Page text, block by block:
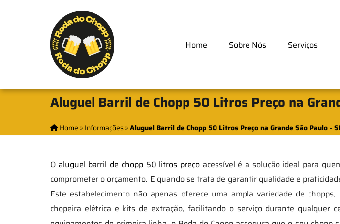
Home Sobre Nós Serviços
Aluguel Barril de Chopp 50 Litros Preço na
Home » Informações»Aluguel Barril de Chopp 50 Litros Preço na Grande São Paulo -
O aluguel barril de chopp 50 litros preçoacessível é a solução ideal para
comprometer o orçamento. E quando se trata de garantir qualidade e
Este estabelecimento não apenas oferece uma ampla variedade de
chopeira elétrica e kits de extração, facilitando o serviço durante qualquer